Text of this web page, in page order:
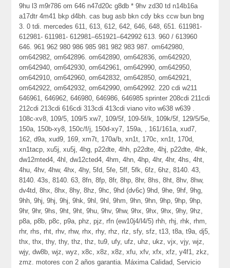
9hu l3 m9r786 om 646 n47d20c g8db * 9hv zd30 td n14b16a
a17dtr 4m41 bkp d4bh. cas bug asb bkn cdy bks ccw bun bng
3. 0 tdi. mercedes 611, 613, 612, 642, 646, 648, 651. 611981-
612981- 611981- 612981–651921–642992 613. 960 / 613960
646. 961 962 980 986 985 981 982 983 987. om642980,
om642982, om642896. om642890, om642836, om642920,
om642940, om642930, om642961, om642990, om642950,
om642910, om642960, om642832, om642850, om642921,
om642922, om642932, om642990, om642992. 220 cdi w211
646961, 646962, 646980, 646986, 646985 sprinter 208cdi 211cdi
212cdi 213cdi 616cdi 313cdi 413cdi viano vito w638 w639 .
108c-xv8, 109/5, 109/5 xw7, 109/5f, 109-5f/k, 109k/5f, 129/5/5e,
150a, 150b-xy8, 150c/f/j, 150d-xy7, 159a, , 161/161a, xud7,
162, d9a, xud9, 169, xm7t, 170a/b, xn1t, 170c, xn1t, 170d,
xn1tacp, xu5j, xu5j, 4hg, p22dte, 4hh, p22dte, 4hj, p22dte, 4hk,
dw12mted4, 4hl, dw12cted4, 4hm, 4hn, 4hp, 4hr, 4hr, 4hs, 4ht,
4hu, 4hv, 4hw, 4hx, 4hy, 5fd, 5fe, 5ff, 5fk, 6fz, 6hz, 8140. 43,
8140. 43s, 8140. 63, 8fn, 8fp, 8fr, 8hp, 8hr, 8hs, 8ht, 8hv, 8hw,
dv4td, 8hx, 8hx, 8hy, 8hz, 9hc, 9hd (dv6c) 9hd, 9he, 9hf, 9hg,
9hh, 9hj, 9hj, 9hj, 9hk, 9hl, 9hl, 9hm, 9hn, 9hn, 9hp, 9hp, 9hp,
9hr, 9hr, 9hs, 9ht, 9ht, 9hu, 9hv, 9hw, 9hx, 9hx, 9hx, 9hy, 9hz,
p8a, p8b, p8c, p9a, phz, pjz, rfn (ew10j4/l4/5) rhh, rhj, rhk, rhm,
rhr, rhs, rht, rhv, rhw, rhx, rhy, rhz, rlz, sfy, sfz, t13, t8a, t9a, dj5,
thx, thx, thy, thy, thz, thz, tu9, ufy, ufz, uhz, ukz, vjx, vjy, wjz,
wjy, dw8b, wjz, wyz, x8c, x8z, x8z, xfu, xfv, xfx, xfz, y4f1, zkz,
zmz. motores con 2 años garantia. Máxima Calidad, Servicio